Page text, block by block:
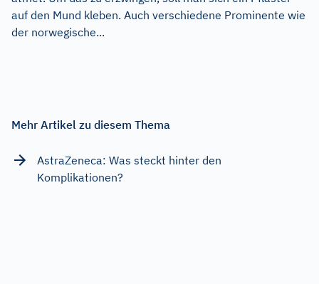
auf den Mund kleben. Auch verschiedene Prominente wie
der norwegische...
Mehr Artikel zu diesem Thema
AstraZeneca: Was steckt hinter den
Komplikationen?